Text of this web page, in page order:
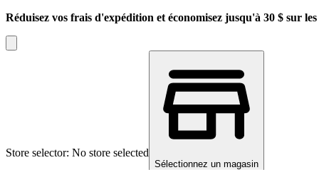
Réduisez vos frais d'expédition et économisez jusqu'à 30 $ sur
Store selector: No store selected
Sélectionnez un magasin